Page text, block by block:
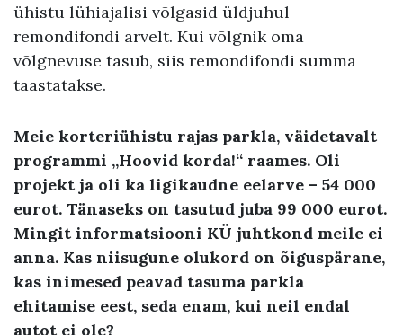
ühistu lühiajalisi võlgasid üldjuhul
remondifondi arvelt. Kui võlgnik oma
võlgnevuse tasub, siis remondifondi summa
taastatakse.
Meie korteriühistu rajas parkla, väidetavalt
programmi „Hoovid korda!“ raames. Oli
projekt ja oli ka ligikaudne eelarve – 54 000
eurot. Tänaseks on tasutud juba 99 000 eurot.
Mingit informatsiooni KÜ juhtkond meile ei
anna. Kas niisugune olukord on õiguspärane,
kas inimesed peavad tasuma parkla
ehitamise eest, seda enam, kui neil endal
autot ei ole?